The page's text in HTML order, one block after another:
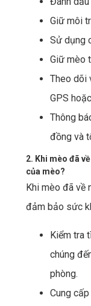
Giữ môi
Sử dụng
Giữ mèo
Theo dõi
GPS
Thông
đồng và
2. Khi mèo đã
của mèo?
Khi mèo đã về
đảm bảo sức
Kiểm tra
chúng
phòng.
Cung